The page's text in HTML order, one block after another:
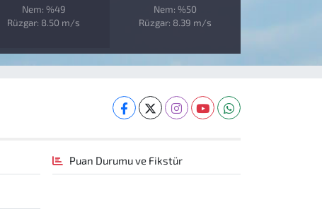
Nem: %49
Rüzgar: 8.50 m/s
Nem: %50
Rüzgar: 8.39 m/s
Puan Durumu ve Fikstür